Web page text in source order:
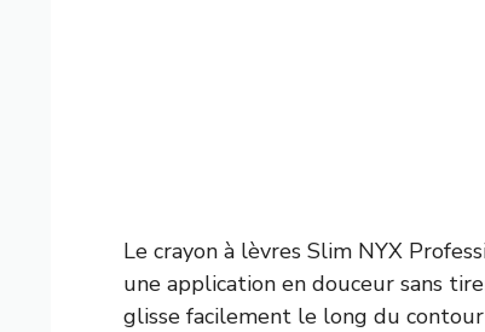
Le crayon à lèvres Slim NYX
une application en douceur sans
glisse facilement le long du